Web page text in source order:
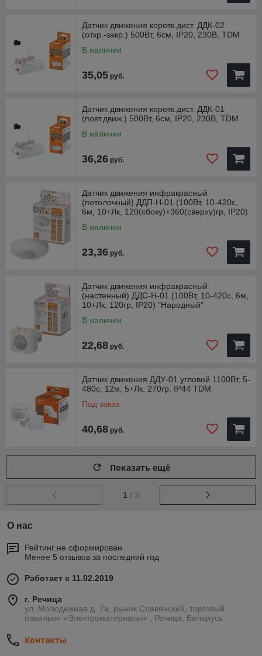
Датчик движения коротк.дист. ДДК-02
(откр.-закр.) 500Вт, 6см, IP20, 230В, TDM
В наличии
35,05 руб.
Датчик движения коротк.дист. ДДК-01
(повт.движ.) 500Вт, 6см, IP20, 230В, TDM
В наличии
36,26 руб.
Датчик движения инфракрасный
(потолочный) ДДП-Н-01 (100Вт, 10-420с,
6м, 10+Лк, 120(сбоку)+360(сверху)гр, IP20)
В наличии
23,36 руб.
Датчик движения инфракрасный
(настенный) ДДС-Н-01 (100Вт, 10-420с, 6м,
10+Лк, 120гр, IP20) "Народный"
В наличии
22,68 руб.
Датчик движения ДДУ-01 угловой 1100Вт, 5-
480с, 12м, 5+Лк, 270гр, IP44 TDM
Под заказ
40,68 руб.
Показать ещё
1 / 3
О нас
Рейтинг не сформирован
Менее 5 отзывов за последний год
Работает с 11.02.2019
г. Речица
ул. Молодежная д. 7а, рынок Славянский, торговый
павильон «Электроматериалы» , Речица, Беларусь
Контакты